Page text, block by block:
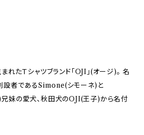
れたＴシャツブランド「OJI」(オージ)。 名
設者であるSimone(シモーネ)と
妹の愛犬、秋田犬のOJI(王子)から名付